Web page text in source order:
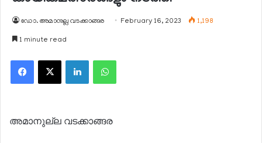
ഡോ. അമാനുല്ല വടക്കാങ്ങര February 16, 2023 1,198
1 minute read
Facebook
X LinkedInWhatsApp
അമാനുല്ല വടക്കാങ്ങര